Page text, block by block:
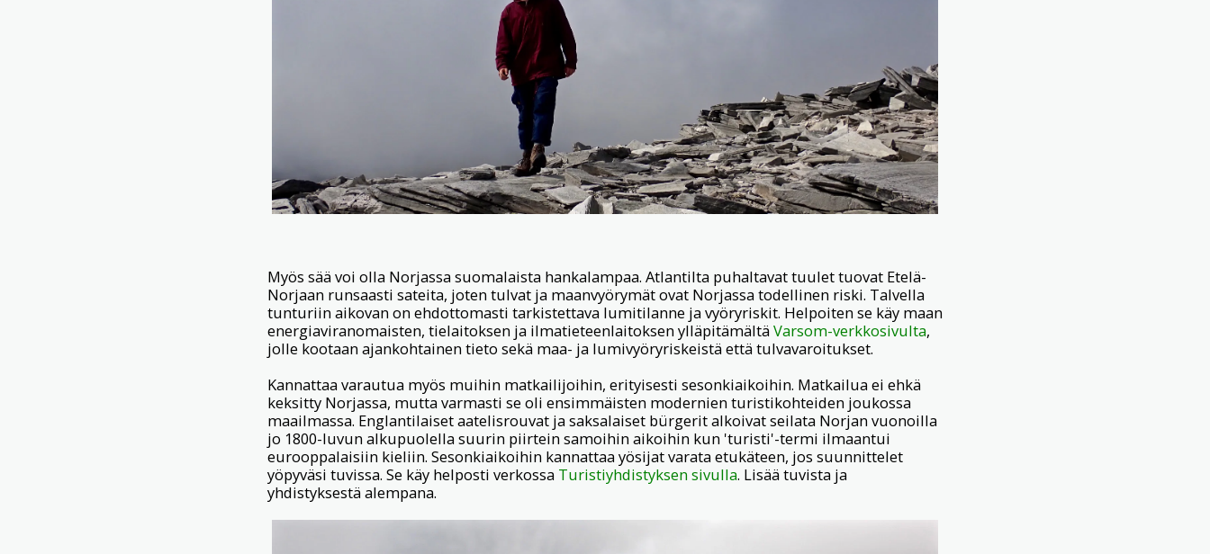
Myös sää voi olla Norjassa suomalaista hankalampaa. Atlantilta puhaltavat tuulet tuovat Etelä-
Norjaan runsaasti sateita, joten tulvat ja maanvyörymät ovat Norjassa todellinen riski. Talvella
tunturiin aikovan on ehdottomasti tarkistettava lumitilanne ja vyöryriskit. Helpoiten se käy maan
energiaviranomaisten, tielaitoksen ja ilmatieteenlaitoksen ylläpitämältäVarsom-verkkosivulta,
jolle kootaan ajankohtainen tieto sekä maa- ja lumivyöryriskeistä että tulvavaroitukset.
Kannattaa varautua myös muihin matkailijoihin, erityisesti sesonkiaikoihin. Matkailua ei ehkä
keksitty Norjassa, mutta varmasti se oli ensimmäisten modernien turistikohteiden joukossa
maailmassa. Englantilaiset aatelisrouvat ja saksalaiset bürgerit alkoivat seilata Norjan vuonoilla
jo 1800-luvun alkupuolella suurin piirtein samoihin aikoihin kun 'turisti'-termi ilmaantui
eurooppalaisiin kieliin. Sesonkiaikoihin kannattaa yösijat varata etukäteen, jos suunnittelet
yöpyväsi tuvissa. Se käy helposti verkossa Turistiyhdistyksen sivulla. Lisää tuvista ja
yhdistyksestä alempana.